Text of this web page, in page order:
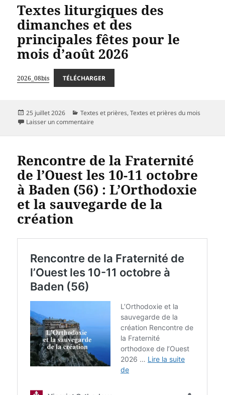
Textes liturgiques des
dimanches et des
principales fêtes pour le
mois d’août 2026
2026_08bis TÉLÉCHARGER
Publié
le
25 juillet 2026 Catégories
Textes et prières,Textes et prières du mois
Laisser un commentairesur Textes liturgiques des dimanches et des
Rencontre de la Fraternité
de l’Ouest les 10-11 octobre
à Baden (56) : L’Orthodoxie
et la sauvegarde de la
création